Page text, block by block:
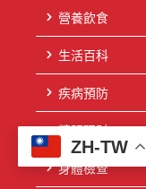
營養飲食
生活百科
疾病預防
精明理財
身體檢查
ZH-TW